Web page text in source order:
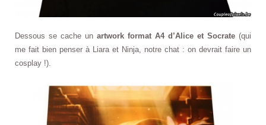
Dessous se cache un artwork format A4 d’Alice et Socrate (qui
me fait bien penser à Liara et Ninja, notre chat : on devrait faire un
cosplay !).